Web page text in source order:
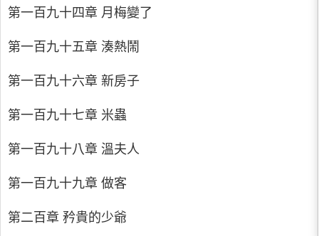
第一百九十四章 月梅變了
第一百九十五章 湊熱鬧
第一百九十六章 新房子
第一百九十七章 米蟲
第一百九十八章 溫夫人
第一百九十九章 做客
第二百章 矜貴的少爺